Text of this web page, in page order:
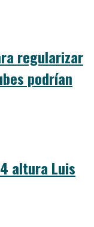
regularizar
podrían
altura Luis